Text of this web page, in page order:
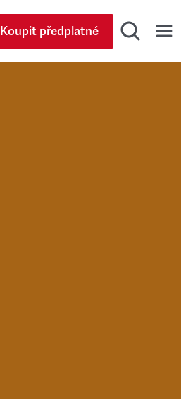
Koupit předplatné